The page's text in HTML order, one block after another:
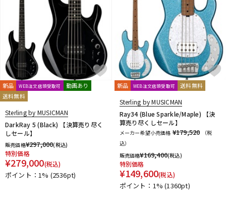
新品 WEB注文店頭受取可
動画あり
送料無料
Sterling by MUSICMAN
DarkRay 5 (Black) 【決算売り尽く
しセール】
販売価格¥297,000(税込)
特別価格
¥279,000(税込)
ポイント：1% (2536pt)
新品 WEB注文店頭受取可 送料無料
Sterling by MUSICMAN
Ray34 (Blue Sparkle/Maple) 【決
算売り尽くしセール】
メーカー希望小売価格 ¥179,520
（税
込）
販売価格¥169,400(税込)
特別価格
¥149,600(税込)
ポイント：1%(1360pt)